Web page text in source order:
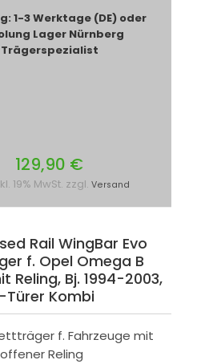
1-3 Werktage (DE) oder
Lager Nürnberg
Trägerspezialist
129,90 €
19% MwSt. zzgl. Versand
Rail WingBar Evo
f. Opel Omega B
Reling, Bj. 1994-2003,
Türer Kombi
f. Fahrzeuge mit
offener Reling